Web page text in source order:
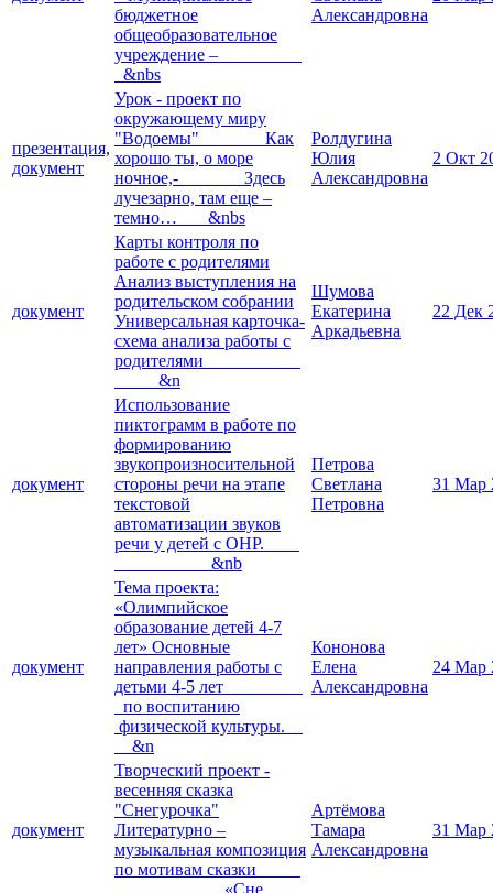
бюджетное
общеобразовательное
учреждение –
&nbs
Александровна
презентация,
документ
Урок - проект по
окружающему миру
"Водоемы" Как
хорошо ты, о море
ночное,- Здесь
лучезарно, там еще –
темно… &nbs
Ролдугина
Юлия
Александровна
2 Окт
документ
Карты контроля по
работе с родителями
Анализ выступления на
родительском собрании
Универсальная карточка-
схема анализа работы с
родителями
&n
Шумова
Екатерина
Аркадьевна
22 Дек
документ
Использование
пиктограмм в работе по
формированию
звукопроизносительной
стороны речи на этапе
текстовой
автоматизации звуков
речи у детей с ОНР.
&nb
Петрова
Светлана
Петровна
31 Мар
документ
Тема проекта:
«Олимпийское
образование детей 4-7
лет» Основные
направления работы с
детьми 4-5 лет
по воспитанию
физической культуры.
&n
Кононова
Елена
Александровна
24 Мар
документ
Творческий проект -
весенняя сказка
"Снегурочка"
Литературно –
музыкальная композиция
по мотивам сказки
Артёмова
Тамара
Александровна
31 Мар